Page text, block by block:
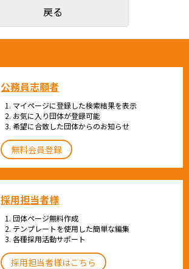
戻る
公務員志願者
マイページに登録した検索結果を表示
お気に入り団体が登録可能
希望に合致した団体からのお知らせ
無料会員登録
採用担当者様
団体ページ無料作成
テンプレートを使用した簡単な編集
各種採用活動サポート
採用担当者様はこちら